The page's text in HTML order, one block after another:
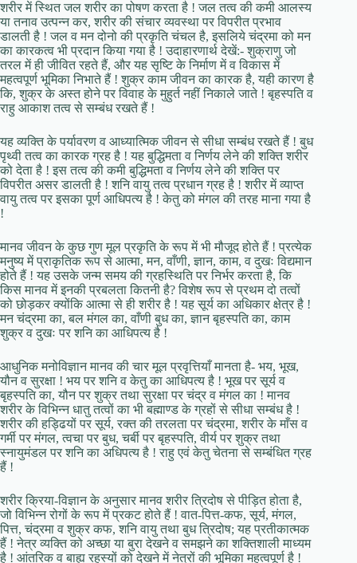
शरीर में स्थित जल शरीर का पोषण करता है ! जल तत्व की कमी आलस्य
या तनाव उत्पन्न कर, शरीर की संचार व्यवस्था पर विपरीत प्रभाव
डालती है ! जल व मन दोनो की प्रकृति चंचल है, इसलिये चंद्रमा को मन
का कारकत्व भी प्रदान किया गया है ! उदाहारणार्थ देखें:- शुक्राणु जो
तरल में ही जीवित रहते हैं, और यह सृष्टि के निर्माण में व विकास में
महत्वपूर्ण भूमिका निभाते हैं ! शुक्र काम जीवन का कारक है, यही कारण है
कि, शुक्र के अस्त होने पर विवाह के मुहुर्त नहीं निकाले जाते ! बृहस्पति व
राहु आकाश तत्व से सम्बंध रखते हैं !
यह व्यक्ति के पर्यावरण व आध्यात्मिक जीवन से सीधा सम्बंध रखते हैं ! बुध
पृथ्वी तत्व का कारक ग्रह है ! यह बुद्धिमता व निर्णय लेने की शक्ति शरीर
को देता है ! इस तत्व की कमी बुद्धिमता व निर्णय लेने की शक्ति पर
विपरीत असर डालती है ! शनि वायु तत्व प्रधान ग्रह है ! शरीर में व्याप्त
वायु तत्व पर इसका पूर्ण आधिपत्य है ! केतु को मंगल की तरह माना गया है
!
मानव जीवन के कुछ गुण मूल प्रकृति के रूप में भी मौजूद होते हैं ! प्रत्येक
मनुष्य में प्राकृतिक रूप से आत्मा, मन, वाँणी, ज्ञान, काम, व दुखः विद्यमान
होते हैं ! यह उसके जन्म समय की ग्रहस्थिति पर निर्भर करता है, कि
किस मानव में इनकी प्रबलता कितनी है? विशेष रूप से प्रथम दो तत्वों
को छोड़कर क्योंकि आत्मा से ही शरीर है ! यह सूर्य का अधिकार क्षेत्र है !
मन चंद्रमा का, बल मंगल का, वाँणी बुध का, ज्ञान बृहस्पति का, काम
शुक्र व दुखः पर शनि का आधिपत्य है !
आधुनिक मनोविज्ञान मानव की चार मूल प्रवृत्तियाँ मानता है- भय, भूख,
यौन व सुरक्षा ! भय पर शनि व केतु का आधिपत्य है ! भूख पर सूर्य व
बृहस्पति का, यौन पर शुक्र तथा सुरक्षा पर चंद्र व मंगल का ! मानव
शरीर के विभिन्न धातु तत्वों का भी बह्माण्ड के ग्रहों से सीधा सम्बंध है !
शरीर की हड्ढियों पर सूर्य, रक्त की तरलता पर चंद्रमा, शरीर के माँस व
गर्मी पर मंगल, त्वचा पर बुध, चर्बी पर बृहस्पति, वीर्य पर शुक्र तथा
स्नायुमंडल पर शनि का अधिपत्य है ! राहु एवं केतु चेतना से सम्बंधित ग्रह
हैं !
शरीर क्रिया-विज्ञान के अनुसार मानव शरीर त्रिदोष से पीड़ित होता है,
जो विभिन्न रोगों के रूप में प्रकट होते हैं ! वात-पित्त-कफ, सूर्य, मंगल,
पित्त, चंद्रमा व शुक्र कफ, शनि वायु तथा बुध त्रिदोष; यह प्रतीकात्मक
हैं ! नेत्र व्यक्ति को अच्छा या बुरा देखने व समझने का शक्तिशाली माध्यम
है ! आंतरिक व बाह्य रहस्यों को देखने में नेत्रों की भूमिका महत्वपूर्ण है !